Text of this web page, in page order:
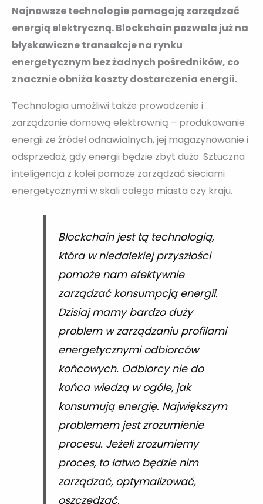
Najnowsze technologie pomagają zarządzać
energią elektryczną. Blockchain pozwala już na
błyskawiczne transakcje na rynku
energetycznym bez żadnych pośredników, co
znacznie obniża koszty dostarczenia energii.
Technologia umożliwi także prowadzenie i
zarządzanie domową elektrownią – produkowanie
energii ze źródeł odnawialnych, jej magazynowanie i
odsprzedaż, gdy energii będzie zbyt dużo. Sztuczna
inteligencja z kolei pomoże zarządzać sieciami
energetycznymi w skali całego miasta czy kraju.
Blockchain jest tą technologią,
która w niedalekiej przyszłości
pomoże nam efektywnie
zarządzać konsumpcją energii.
Dzisiaj mamy bardzo duży
problem w zarządzaniu profilami
energetycznymi odbiorców
końcowych. Odbiorcy nie do
końca wiedzą w ogóle, jak
konsumują energię. Największym
problemem jest zrozumienie
procesu. Jeżeli zrozumiemy
proces, to łatwo będzie nim
zarządzać, optymalizować,
oszczędzać.